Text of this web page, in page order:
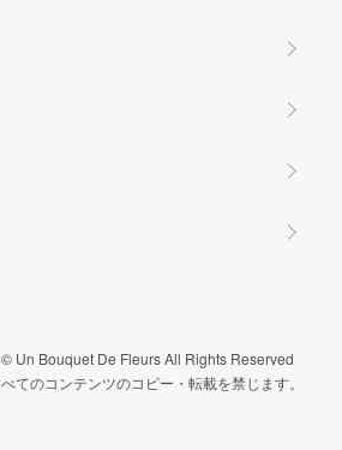
Un Bouquet De Fleurs All Rights Reserved
てのコンテンツのコピー・転載を禁じます。